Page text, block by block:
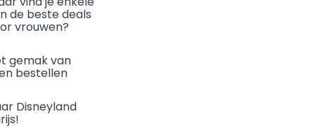
de beste deals
vrouwen?
gemak van
bestellen
Disneyland